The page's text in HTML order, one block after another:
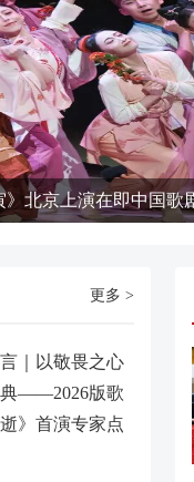
更多 >
｜以敬畏之心
——2026版歌
》首演专家点